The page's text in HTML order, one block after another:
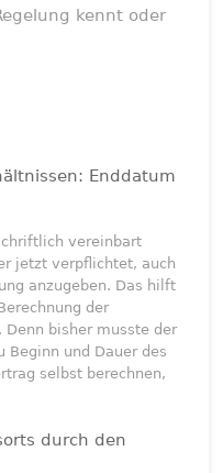
kennt oder
Enddatum
vereinbart
jetzt verpflichtet, auch
anzugeben. Das hilft
der
bisher musste der
Beginn und Dauer des
selbst berechnen,
durch den